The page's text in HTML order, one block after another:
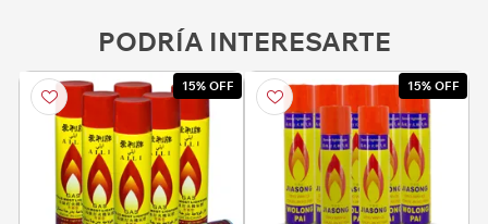
PODRÍA INTERESARTE
15% OFF 15% OFF